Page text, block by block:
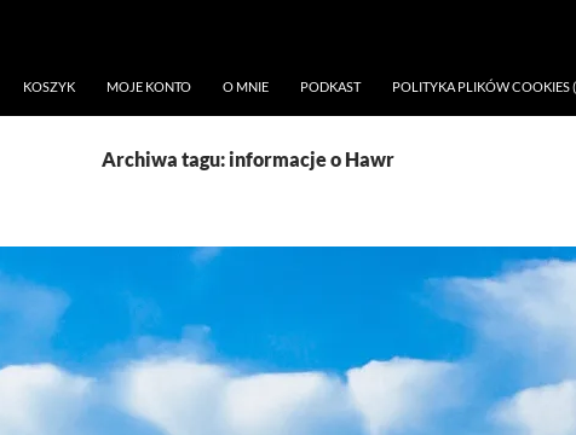
KOSZYK MOJE KONTO O MNIE PODKAST POLITYKA PLIKÓW COOKIES
Archiwa tagu: informacje o Hawr